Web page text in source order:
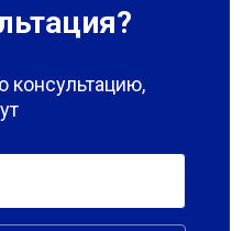
консультацию,